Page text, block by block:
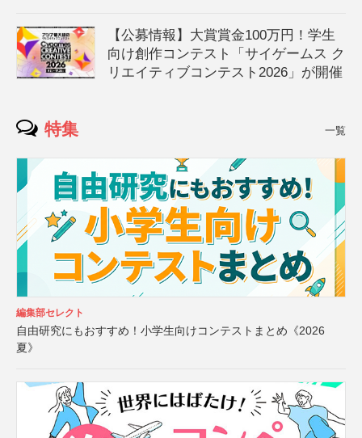
【公募情報】大賞賞金100万円！学生
向け創作コンテスト「サイゲームス ク
リエイティブコンテスト2026」が開催
特集 一覧
編集部セレクト
自由研究にもおすすめ！小学生向けコンテストまとめ《2026
夏》